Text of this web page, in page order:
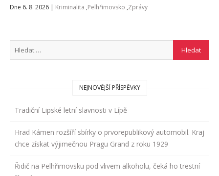
Dne 6. 8. 2026 | Kriminalita ,Pelhřimovsko ,Zprávy
NEJNOVĚJŠÍ PŘÍSPĚVKY
Tradiční Lipské letní slavnosti v Lípě
Hrad Kámen rozšíří sbírky o prvorepublikový automobil. Kraj
chce získat výjimečnou Pragu Grand z roku 1929
Řidič na Pelhřimovsku pod vlivem alkoholu, čeká ho trestní